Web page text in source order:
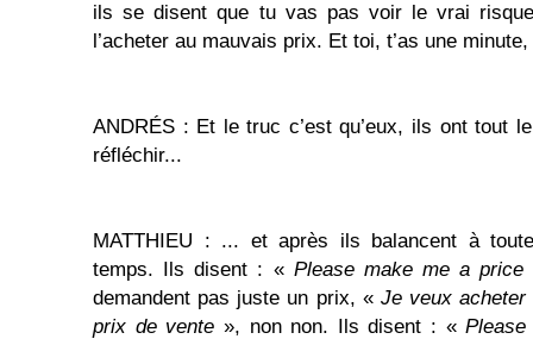
ils se disent que tu vas pas voir le vrai
l’acheter au mauvais prix. Et toi, t’as une
ANDRÉS : Et le truc c’est qu’eux, ils ont tout
réfléchir...
MATTHIEU : ... et après ils balancent à
temps. Ils disent : « Please make me a price
demandent pas juste un prix, « Je veux
prix de vente », non non. Ils disent : «